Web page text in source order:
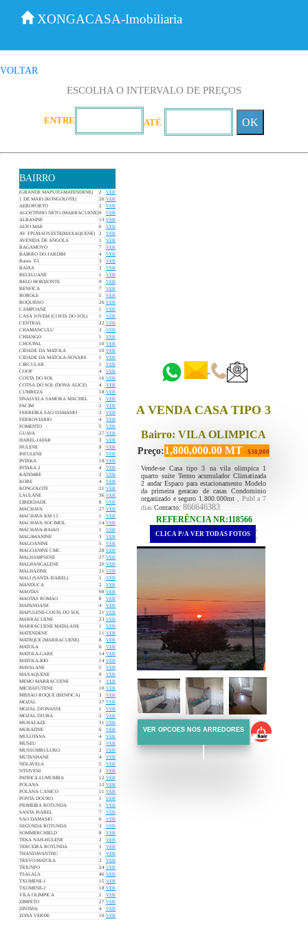
XONGACASA-Imobiliaria
VOLTAR
ESCOLHA O INTERVALO DE PREÇOS
ENTRE ATÉ OK
BAIRRO
(GRANDE MAPUTO-MATENDENE) 2
VER
1 DE MAIO (KONGOLOTE)
26 VER
AEROPORTO
2
VER
AGOSTINHO NETO (MARRACUENE)9
VER
ALBASINE
13 VER
ALTO MAE
6
VER
AV. FPLM-SOVESTE(MAXAQUENE)
2
VER
AVENIDA DE ANGOLA
1
VER
BAGAMOYO
7
VER
BAIRRO DO JARDIM
4
VER
Bairro T-3
3
VER
BAIXA
2
VER
BELELUANE
1
VER
BELO HORIZONTE
9
VER
BENFICA
7
VER
BOBOLE
5
VER
BOQUISSO
26 VER
CAMPOANE
1
VER
CASA JOVEM (COSTA DO SOL)
1
VER
CENTRAL
22 VER
CHAMANCULU
3
VER
CHIANGO
1
VER
CHOUPAL
10 VER
CIDADE DA MATOLA
10 VER
CIDADE DA MATOLA-NOVARE
1
VER
CIRCULAR
1
VER
COOP
4
VER
COSTA DO SOL
16 VER
COTSA DO SOL (DONA ALICE)
4
VER
CUMBEZA
18 VER
DNALVELA SAMORA MACHEL
1
VER
FACIM
2
VER
FERREIRA SAO DAMASIO
2
VER
FERROVIARIO
4
VER
FOMENTO
5
VER
GUAVA
27 VER
HABEL-JAFAR
3
VER
HULENE
8
VER
INFULENE
1
VER
INTAKA
18 VER
INTAKA 2
4
VER
KATEMBE
2
VER
KOBE
4
VER
KONGOLOTE
21 VER
LAULANE
36 VER
LIBERDADE
8
VER
MACHAVA
27 VER
MACHAVA KM 15
1
VER
MACHAVA SOCIMOL
14 VER
MACHAVA-BAIAO
1
VER
MAGAWANINE
3
VER
MAGOANINE
5
VER
MAGOANINE CMC
28 VER
MALHAMPSENE
27 VER
MALHANGALENE
20 VER
MALHAZINE
21 VER
MALI (SANTA ISABEL)
1
VER
MANDUCA
2
VER
MAOTAS
98 VER
MAOTAS ROMAO
8
VER
MAPANDANE
4
VER
MAPULENE-COSTA DO SOL
21 VER
MARRACUENE
23 VER
MARRACUENE MATALANE
1
VER
MATENDENE
11 VER
MATEQUE (MARRACUENE)
8
VER
MATOLA
6
VER
MATOLA-GARE
14 VER
MATOLA-RIO
14 VER
MAVALANE
5
VER
MAXAQUENE
9
VER
MEMO MARRACUENE
1
VER
MICHAFUTENE
10 VER
MISSAO ROQUE (BENFICA)
3
VER
MOZAL
37 VER
MOZAL DJONASSE
1
VER
MOZAL DJUBA
2
VER
MUHALAZE
31 VER
MUKATINE
6
VER
MULOTANA
4
VER
MUSEU
2
VER
MUSSUMBULUKO
2
VER
MUTANHANE
4
VER
NDLAVELA
5
VER
NTSIVENI
3
VER
PATRICE-LUMUMBA
12 VER
POLANA
12 VER
POLANA CANICO
11 VER
PONTA DOURO
1
VER
PRIMEIRA ROTUNDA
1
VER
SANTA ISABEL
7
VER
SAO DAMASIO
6
VER
SEGUNDA ROTUNDA
3
VER
SOMMERCHIELD
8
VER
TEKA NAH-HULENE
2
VER
TERCEIRA ROTUNDA
1
VER
THANDAVANTHU
1
VER
TREVO-MATOLA
2
VER
TRIUNFO
24 VER
TSALALA
46 VER
TXUMENE-1
15 VER
TXUMENE-2
18 VER
VILA OLIMPICA
1
VER
ZIMPETO
27 VER
ZINTAVA
4
VER
ZONA VERDE
10 VER
A VENDA CASA TIPO 3
Bairro: VILA OLIMPICA
Preço:1,800,000.00 MT - $30,000
Vende-se Casa tipo 3 na vila olimpica 1
quarto suite Termo acumulador Climatizada
2 andar Espaco para estacionamento Modelo
da primeira geracao de casas Condominio
organizado e seguro 1.800.000mt
, Publ a 7
dias Contacto: 866646383
REFERÊNCIA NR:118566
.
CLICA P/A VER TODAS FOTOS .
VER OPCOES NOS ARREDORES